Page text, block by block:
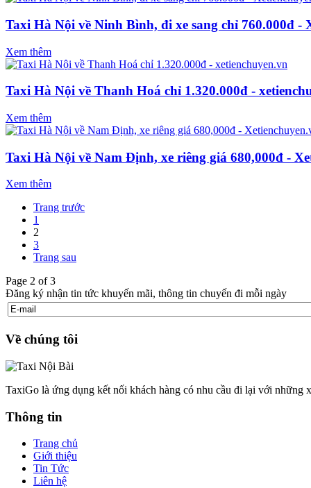
Taxi Hà Nội về Ninh Bình, đi xe sang chỉ 760.000đ -
Xem thêm
Taxi Hà Nội về Thanh Hoá chỉ 1.320.000đ -
Xem thêm
Taxi Hà Nội về Nam Định, xe riêng giá 680,000đ -
Xem thêm
Trang trước
1
2
3
Trang sau
Page 2 of 3
Đăng ký nhận tin tức khuyến mãi, thông tin chuyến đi mỗi ngày
Về chúng tôi
TaxiGo là ứng dụng kết nối khách hàng có nhu cầu đi lại với những
Thông tin
Trang chủ
Giới thiệu
Tin Tức
Liên hệ